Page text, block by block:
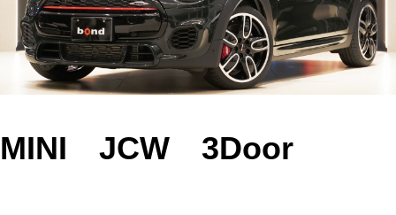
MINI JCW 3Door